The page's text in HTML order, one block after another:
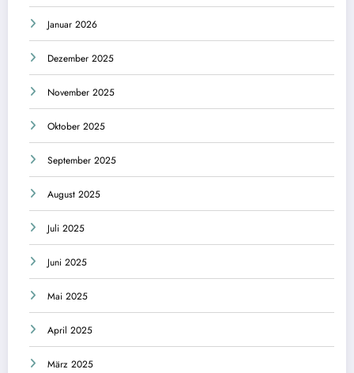
Januar 2026
Dezember 2025
November 2025
Oktober 2025
September 2025
August 2025
Juli 2025
Juni 2025
Mai 2025
April 2025
März 2025